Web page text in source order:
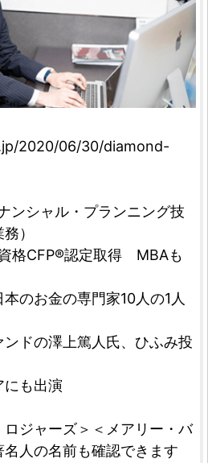
2020/06/30/diamond-
ンシャル・プランニング技
）
格CFP®認定取得 MBAも
のお金の専門家10人の1人
ンドの澤上篤人氏、ひふみ投
にも出演
ジャーズ＞＜メアリー・バ
人の名前も確認できます